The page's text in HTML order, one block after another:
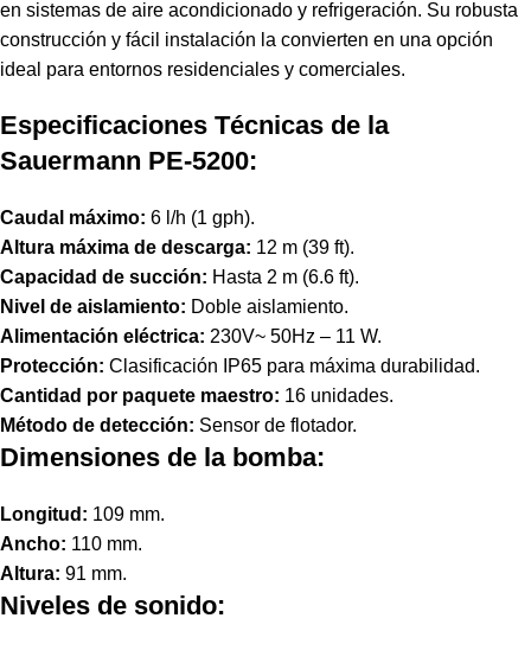
en sistemas de aire acondicionado y refrigeración. Su robusta
construcción y fácil instalación la convierten en una opción
ideal para entornos residenciales y comerciales.
Especificaciones Técnicas de la
Sauermann PE-5200:
Caudal máximo: 6 l/h (1 gph).
Altura máxima de descarga: 12 m (39 ft).
Capacidad de succión: Hasta 2 m (6.6 ft).
Nivel de aislamiento: Doble aislamiento.
Alimentación eléctrica: 230V~ 50Hz – 11 W.
Protección: Clasificación IP65 para máxima durabilidad.
Cantidad por paquete maestro: 16 unidades.
Método de detección: Sensor de flotador.
Dimensiones de la bomba:
Longitud: 109 mm.
Ancho: 110 mm.
Altura: 91 mm.
Niveles de sonido: